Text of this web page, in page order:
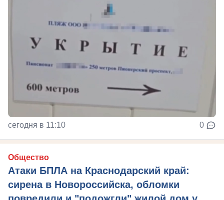
сегодня в 11:10 0
Общество
Атаки БПЛА на Краснодарский край:
сирена в Новороссийска, обломки